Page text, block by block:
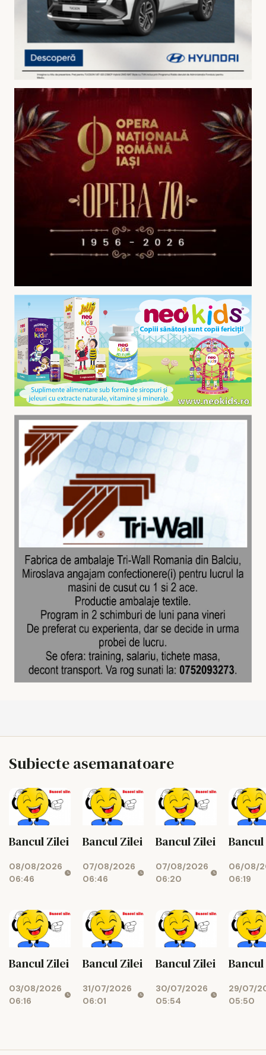
Subiecte asemanatoare
Bancul Zilei
08/08/2026
06:46
Bancul Zilei
07/08/2026
06:46
Bancul Zilei
07/08/2026
06:20
06/08/
06:19
Bancul Zilei
03/08/2026
06:16
Bancul Zilei
31/07/2026
06:01
Bancul Zilei
30/07/2026
05:54
29/07/
05:50